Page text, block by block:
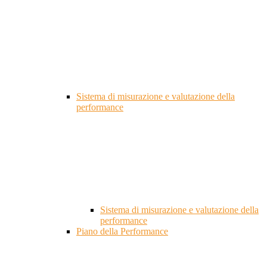
Sistema di misurazione e valutazione della
performance
Sistema di misurazione e valutazione della
performance
Piano della Performance